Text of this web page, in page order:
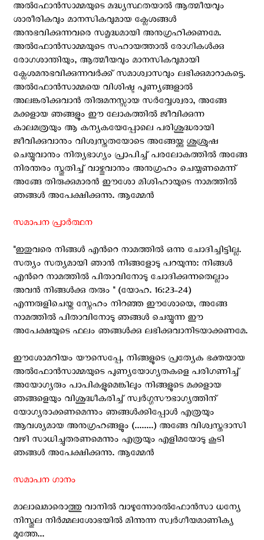
അല്‍ഫോന്‍സാമ്മയുടെ മദ്ധ്യസ്ഥതയാല്‍ ആത്മീയവും
ശാരീരികവും മാനസികവുമായ ക്ലേശങ്ങള്‍
അനുഭവിക്കുന്നവരെ സമൃദ്ധമായി അനുഗ്രഹിക്കണമേ.
അല്‍ഫോന്‍സാമ്മയുടെ സഹായത്താല്‍ രോഗികള്‍ക്കു
രോഗശാന്തിയും, ആത്മീയവും മാനസികവുമായി
ക്ലേശമനുഭവിക്കുന്നവര്‍ക്ക്‌ സമാശ്വാസവും ലഭിക്കുമാറാകട്ടെ.
അല്‍ഫോന്‍സാമ്മയെ വിശിഷ്ട പുണ്യങ്ങളാല്‍
അലങ്കരിക്കുവാന്‍ തിരുമനസ്സായ സര്‍വ്വേശ്വരാ, അങ്ങേ
മക്കളായ ഞങ്ങളും ഈ ലോകത്തില്‍ ജീവിക്കുന്ന
കാലമത്രയും ആ കന്യകയേപ്പോലെ പരിശുദ്ധരായി
ജീവിക്കുവാനും വിശ്വസ്തതയോടെ അങ്ങേയ്ക്കു ശുശ്രുഷ
ചെയ്യുവാനും നിത്യഭാഗ്യം പ്രാപിച്ച് പരലോകത്തില്‍ അങ്ങേ
നിരന്തരം സ്തുതിച്ച് വാഴ്ത്തുവാനും അനുഗ്രഹം ചെയ്യണമെന്ന്
അങ്ങേ തിരുക്കുമാരന്‍ ഈശോ മിശിഹായുടെ നാമത്തില്‍
ഞങ്ങള്‍ അപേക്ഷിക്കുന്നു. ആമ്മേന്‍
സമാപന പ്രാര്‍ത്ഥന
"ഇതുവരെ നിങ്ങള്‍ എന്‍റെ നാമത്തില്‍ ഒന്നു ചോദിച്ചിട്ടില്ല.
സത്യം സത്യമായി ഞാന്‍ നിങ്ങളോടു പറയുന്നു: നിങ്ങള്‍
എന്‍റെ നാമത്തില്‍ പിതാവിനോടു ചോദിക്കുന്നതെല്ലാം
അവന്‍ നിങ്ങള്‍ക്കു തരും " (യോഹ. 16:23-24)
എന്നരുളിചെയ്ത സ്നേഹം നിറഞ്ഞ ഈശോയെ, അങ്ങേ
നാമത്തില്‍ പിതാവിനോടു ഞങ്ങള്‍ ചെയ്യുന്ന ഈ
അപേക്ഷയുടെ ഫലം ഞങ്ങള്‍ക്കു ലഭിക്കുവാനിടയാക്കണമേ.
ഈശോമറിയം യൗസെപ്പേ, നിങ്ങളുടെ പ്രത്യേക ഭക്തയായ
അല്‍ഫോന്‍സാമ്മയുടെ പുണ്യയോഗ്യതകളെ പരിഗണിച്ച്
അയോഗ്യരും പാപികളുമെങ്കിലും നിങ്ങളുടെ മക്കളായ
ഞങ്ങളെയും വിശുദ്ധീകരിച്ച് സ്വര്‍ഗ്ഗസൗഭാഗ്യത്തിന്
യോഗ്യരാക്കണമെന്നും ഞങ്ങള്‍ക്കിപ്പോള്‍ എത്രയും
ആവശ്യമായ അനുഗ്രഹങ്ങളും (........) അങ്ങേ വിശ്വസ്തദാസി
വഴി സാധിച്ചുതരണമെന്നും എത്രയും എളിമയോടു കൂടി
ഞങ്ങള്‍ അപേക്ഷിക്കുന്നു. ആമ്മേന്‍
സമാപന ഗാനം
മാലാഖമാരൊത്തു വാനില്‍ വാഴുന്നോരല്‍ഫോന്‍സാ ധന്യേ
നിസ്തുല നിര്‍മ്മലശോഭയില്‍ മിന്നുന്ന സ്വര്‍ഗീയമാണിക്യ
മുത്തേ...